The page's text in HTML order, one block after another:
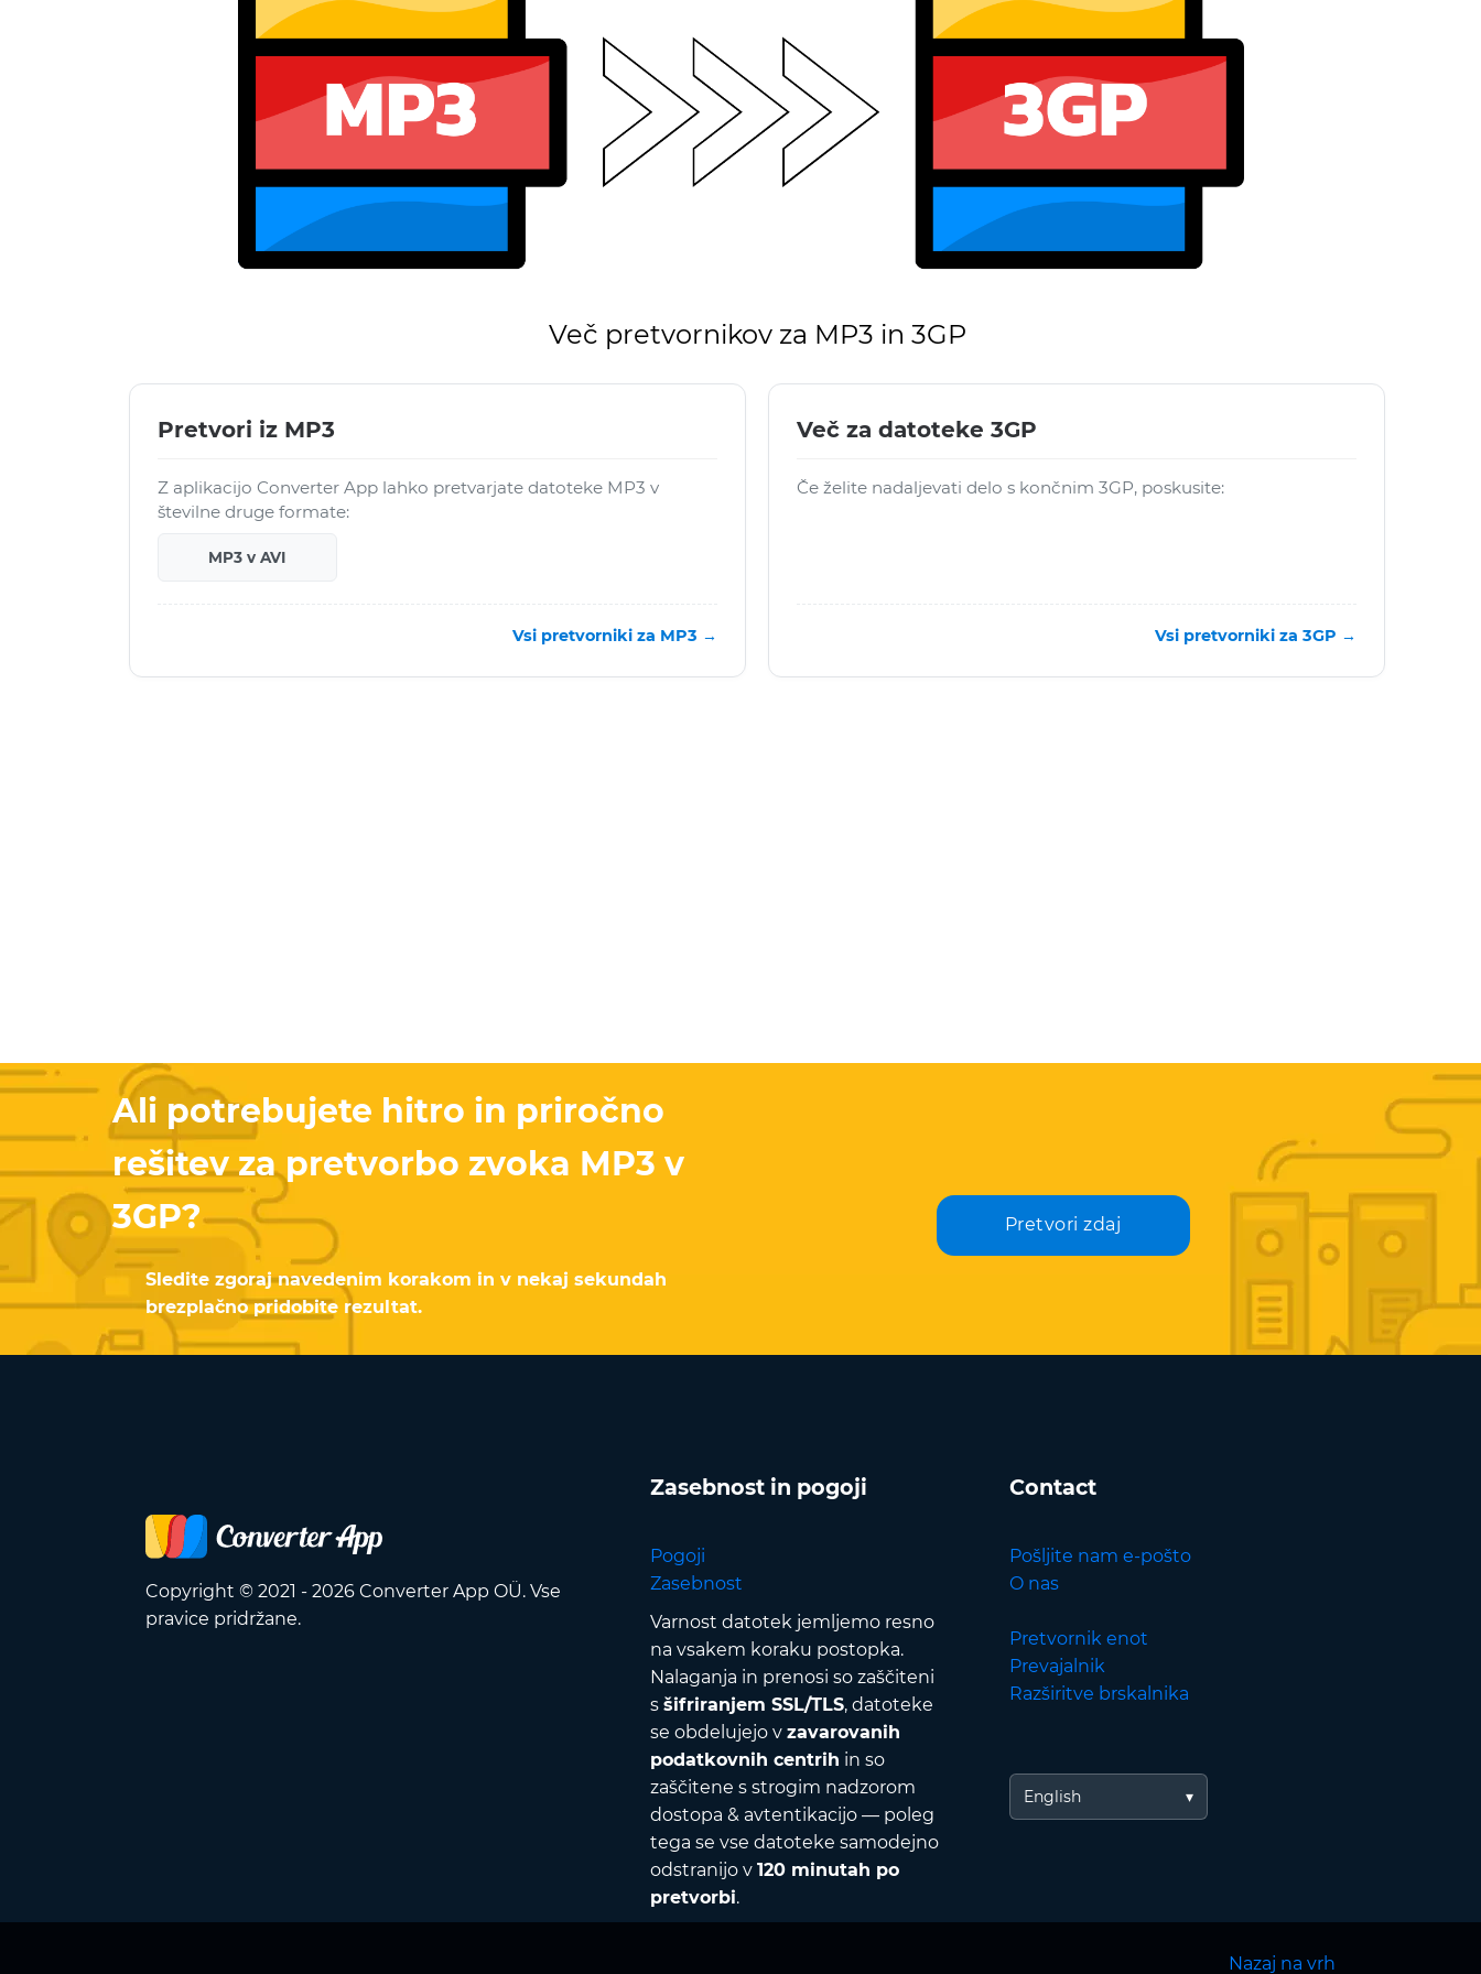
Več pretvornikov za MP3 in 3GP
Pretvori iz MP3
Z aplikacijo Converter App lahko pretvarjate datoteke MP3 v
številne druge formate:
MP3 v AVI
Vsi pretvorniki za MP3 →
Več za datoteke 3GP
Če želite nadaljevati delo s končnim 3GP, poskusite:
Vsi pretvorniki za 3GP →
Ali potrebujete hitro in priročno
rešitev za pretvorbo zvoka MP3 v
3GP?
Sledite zgoraj navedenim korakom in v nekaj sekundah
brezplačno pridobite rezultat.
Pretvori zdaj
Copyright © 2021 - 2026 Converter App OÜ. Vse
pravice pridržane.
Zasebnost in pogoji
Pogoji
Zasebnost
Varnost datotek jemljemo resno
na vsakem koraku postopka.
Nalaganja in prenosi so zaščiteni
s šifriranjem SSL/TLS, datoteke
se obdelujejo v zavarovanih
podatkovnih centrih in so
zaščitene s strogim nadzorom
dostopa & avtentikacijo — poleg
tega se vse datoteke samodejno
odstranijo v 120 minutah po
pretvorbi.
Contact
Pošljite nam e-pošto
O nas
Pretvornik enot
Prevajalnik
Razširitve brskalnika
English
Nazaj na vrh